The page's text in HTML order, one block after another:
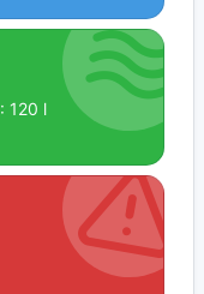
: 120 l